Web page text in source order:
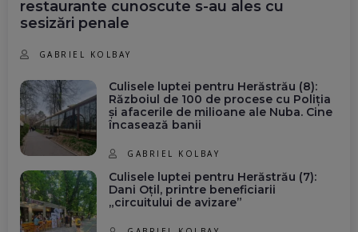
restaurante cunoscute s-au ales cu
sesizări penale
GABRIEL KOLBAY
Culisele luptei pentru Herăstrău (8):
Războiul de 100 de procese cu Poliția
și afacerile de milioane ale Nuba. Cine
încasează banii
GABRIEL KOLBAY
Culisele luptei pentru Herăstrău (7):
Dani Oțil, printre beneficiarii
„circuitului de avizare”